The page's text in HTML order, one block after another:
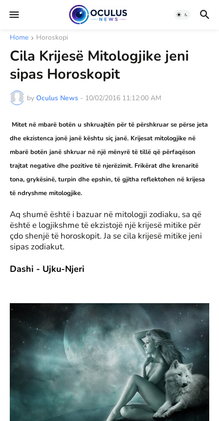
Home Horoskopi
Cila Krijesë Mitologjike jeni
sipas Horoskopit
by Oculus News - 10/02/2016 11:12:00 AM
Mitet në mbarë botën u shkruajtën për të përshkruar se përse jeta
dhe ekzistenca jonë janë kështu siç janë. Krijesat mitologjike në
mbarë botën janë shkruar në një mënyrë të tillë që përfaqëson
trajtat negative dhe pozitive të njerëzimit. Frikërat dhe krenaritë
tona, grykësinë, turpin dhe epshin, të gjitha reflektohen në krijesa
të ndryshme mitologjike.
Aq shumë është i bazuar në mitologji zodiaku, sa që
është e logjikshme të ekzistojë një krijesë mitike për
çdo shenjë të horoskopit. Ja se cila krijesë mitike jeni
sipas zodiakut.
Dashi - Ujku-Njeri